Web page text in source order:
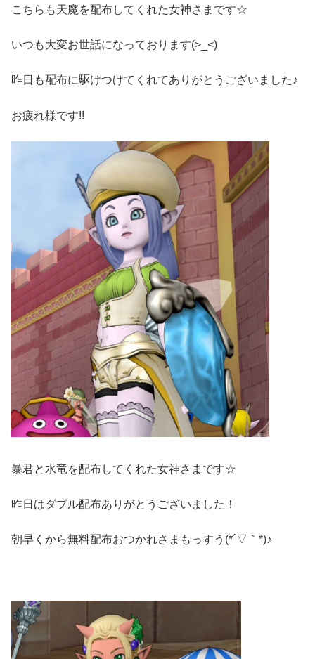
こちらも天魔を配布してくれた女神さまです☆
いつも大変お世話になっております(>_<)
昨日も配布に駆けつけてくれてありがとうございました♪
お疲れ様です!!
暴君と水竜を配布してくれた女神さまです☆
昨日はダブル配布ありがとうございました！
朝早くから無料配布おつかれさまもっすう(*´▽｀*)♪